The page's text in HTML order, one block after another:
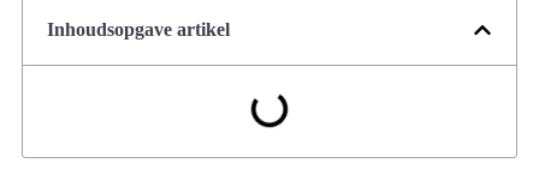
Inhoudsopgave artikel